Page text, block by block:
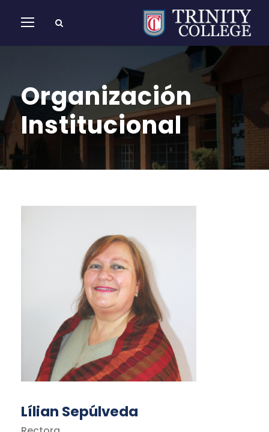
Organización
Institucional
Lílian Sepúlveda